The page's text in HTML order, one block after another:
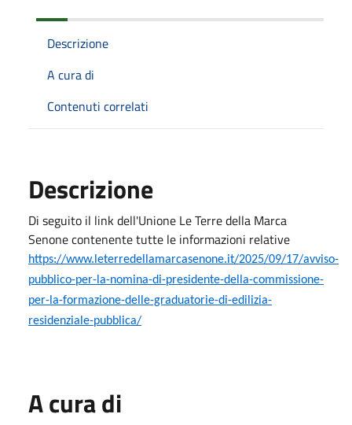
Descrizione
A cura di
Contenuti correlati
Descrizione
Di seguito il link dell'Unione Le Terre della Marca
Senone contenente tutte le informazioni relative
https://www.leterredellamarcasenone.it/2025/09/17/avviso-
pubblico-per-la-nomina-di-presidente-della-commissione-
per-la-formazione-delle-graduatorie-di-edilizia-
residenziale-pubblica/
A cura di